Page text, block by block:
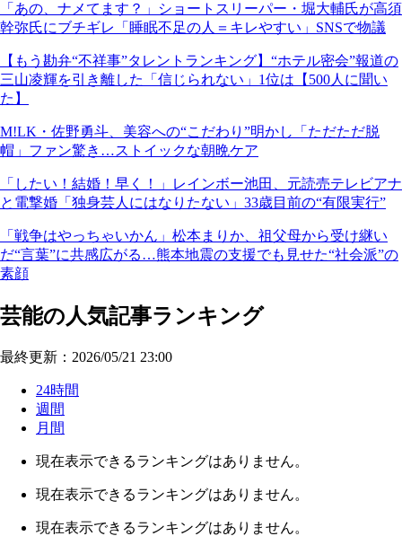
「あの、ナメてます？」ショートスリーパー・堀大輔氏が高須
幹弥氏にブチギレ「睡眠不足の人＝キレやすい」SNSで物議
【もう勘弁“不祥事”タレントランキング】“ホテル密会”報道の
三山凌輝を引き離した「信じられない」1位は【500人に聞い
た】
M!LK・佐野勇斗、美容への“こだわり”明かし「ただただ脱
帽」ファン驚き…ストイックな朝晩ケア
「したい！結婚！早く！」レインボー池田、元読売テレビアナ
と電撃婚「独身芸人にはなりたない」33歳目前の“有限実行”
「戦争はやっちゃいかん」松本まりか、祖父母から受け継い
だ“言葉”に共感広がる…熊本地震の支援でも見せた“社会派”の
素顔
芸能の人気記事ランキング
最終更新：2026/05/21 23:00
24時間
週間
月間
現在表示できるランキングはありません。
現在表示できるランキングはありません。
現在表示できるランキングはありません。